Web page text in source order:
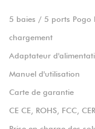
5 baies / 5 ports Pogo
chargement
Adaptateur
Manuel d'utilisation
Carte de garantie
CE CE, ROHS, FCC,